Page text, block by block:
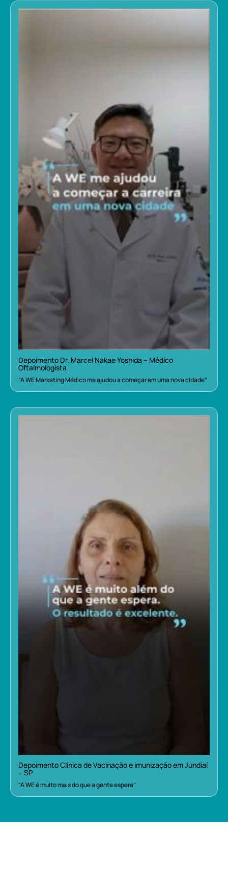
Depoimento Dr. Marcel Nakae Yoshida – Médico
Oftalmologista
“A WE Marketing Médico me ajudou a começar em uma nova cidade”
Depoimento Clínica de Vacinação e imunização em Jundiaí
– SP
“A WE é muito mais do que a gente espera”